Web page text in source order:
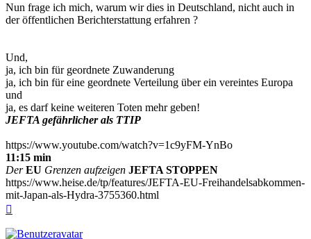
Nun frage ich mich, warum wir dies in Deutschland, nicht auch in
der öffentlichen Berichterstattung erfahren ?
Und,
ja, ich bin für geordnete Zuwanderung
ja, ich bin für eine geordnete Verteilung über ein vereintes Europa
und
ja, es darf keine weiteren Toten mehr geben!
JEFTA gefährlicher als TTIP
https://www.youtube.com/watch?v=1c9yFM-YnBo
11:15 min
Der EU Grenzen aufzeigen JEFTA STOPPEN
https://www.heise.de/tp/features/JEFTA-EU-Freihandelsabkommen-
mit-Japan-als-Hydra-3755360.html